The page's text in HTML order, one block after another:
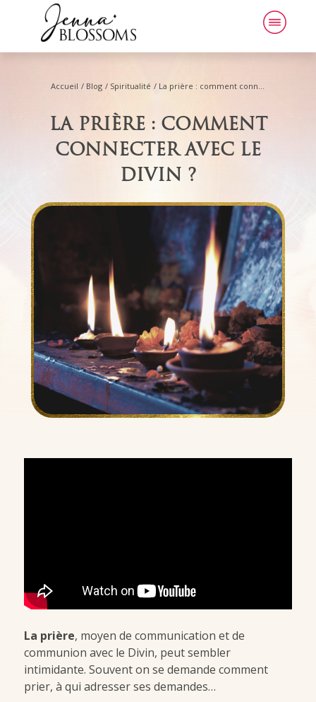
Accueil / Blog / Spiritualité /
LA PRIÈRE : COMMENT
CONNECTER AVEC LE
DIVIN ?
La prière, moyen de communication et de
communion avec le Divin, peut sembler
intimidante. Souvent on se demande comment
prier, à qui adresser ses demandes…